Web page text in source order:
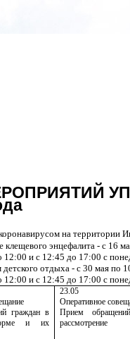
на территории
клещевого энцефалита - с 16
и с 12:45 до 17:00 с
отдыха - с 30 мая по
и с 12:45 до 17:00 с
граждан в
и их
23.05
Оперативное
Прием
рассмотрение